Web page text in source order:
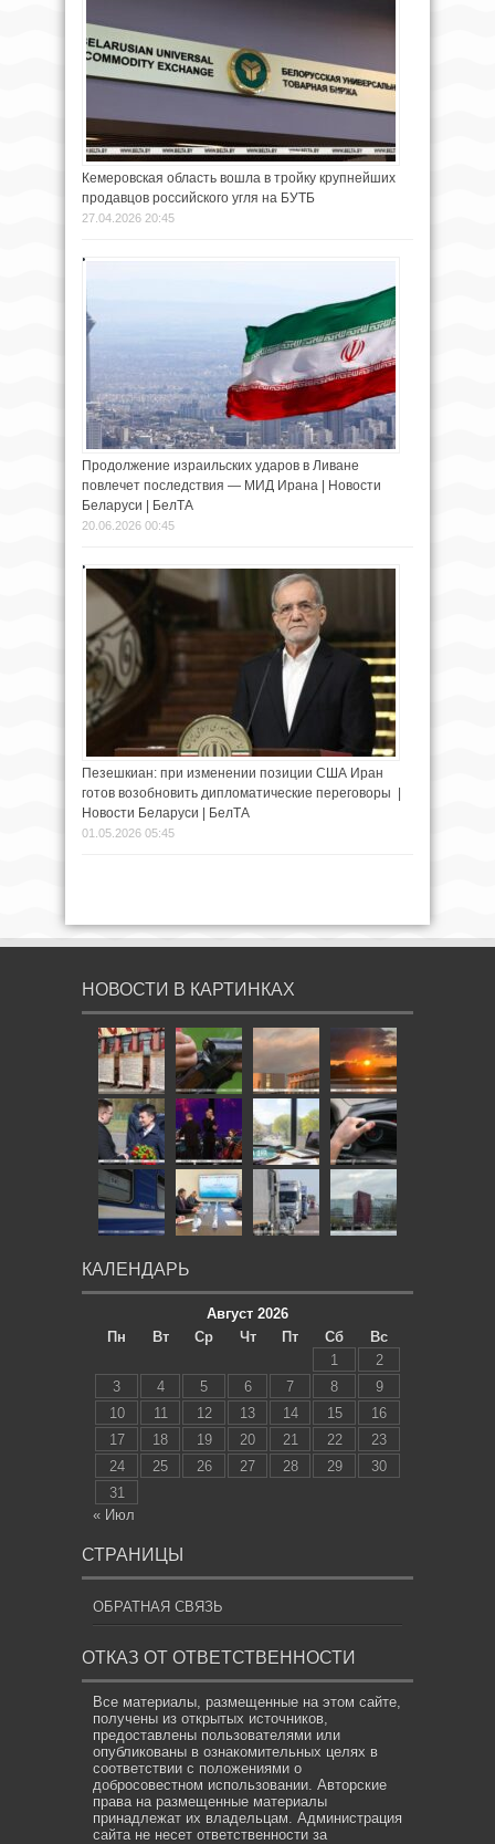
Кемеровская область вошла в тройку крупнейших
продавцов российского угля на БУТБ
27.04.2026 20:45
Продолжение израильских ударов в Ливане
повлечет последствия — МИД Ирана | Новости
Беларуси | БелТА
20.06.2026 00:45
Пезешкиан: при изменении позиции США Иран
готов возобновить дипломатические переговоры |
Новости Беларуси | БелТА
01.05.2026 05:45
НОВОСТИ В КАРТИНКАХ
КАЛЕНДАРЬ
Август 2026
Пн
Вт Ср Чт Пт Сб
Вс
1
2
3
4 5 6 7 8
9
10
11 12 13 14 15
16
17
18 19 20 21 22
23
24
25 26 27 28 29
30
31
« Июл
СТРАНИЦЫ
ОБРАТНАЯ СВЯЗЬ
ОТКАЗ ОТ ОТВЕТСТВЕННОСТИ
Все материалы, размещенные на этом сайте,
получены из открытых источников,
предоставлены пользователями или
опубликованы в ознакомительных целях в
соответствии с положениями о
добросовестном использовании. Авторские
права на размещенные материалы
принадлежат их владельцам. Администрация
сайта не несет ответственности за